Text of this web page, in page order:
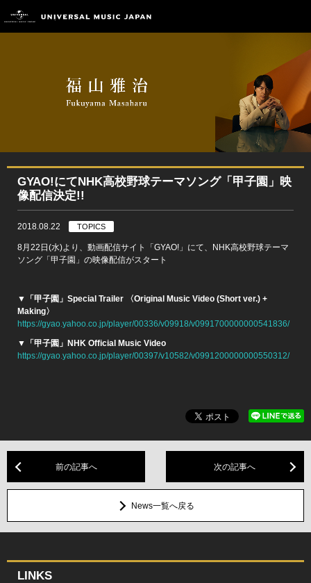
GYAO!にてNHK高校野球テーマソング「甲子園」映
像配信決定!!
2018.08.22 TOPICS
8月22日(水)より、動画配信サイト「GYAO!」にて、NHK高校野球テーマ
ソング「甲子園」の映像配信がスタート
▼「甲子園」Special Trailer 〈Original Music Video (Short ver.) +
Making〉
https://gyao.yahoo.co.jp/player/00336/v09918/v0991700000000541836/
▼「甲子園」NHK Official Music Video
https://gyao.yahoo.co.jp/player/00397/v10582/v0991200000000550312/
前の記事へ 次の記事へ
News一覧へ戻る
LINKS